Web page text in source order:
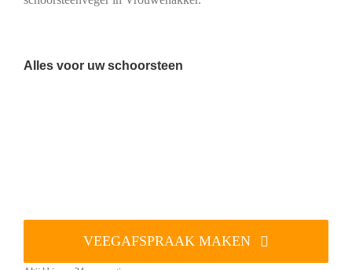
Alles voor uw schoorsteen
VEEGAFSPRAAK MAKEN